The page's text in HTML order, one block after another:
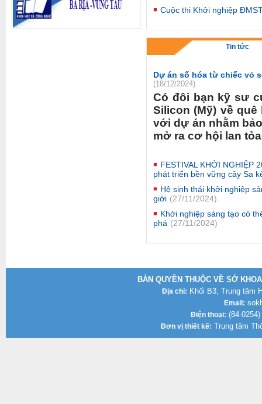
Cuộc thi Khởi nghiệp
Tin tức
Dự án số hóa từ chiếc vỏ
(18/12/2024)
Có đôi bạn kỹ sư
Silicon (Mỹ) về
với dự án nhằm
mở ra cơ hội lan
FESTIVAL KHỞI NGHIỆP
phát triển bền vững cây Sa
Hệ sinh thái khởi nghiệp
giới (27/11/2024)
Khởi nghiệp sáng tạo có
phá (27/11/2024)
BẢN QUYỀN THUỘC VỀ SỞ
Địa chỉ: Khối B3, Trung tâm
Email:
Điện thoại: (84-
Đơn vị thiết kế: Trung tâm